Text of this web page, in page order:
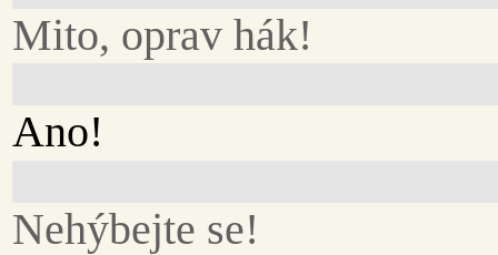
Mito, oprav hák!
Ano!
Nehýbejte se!